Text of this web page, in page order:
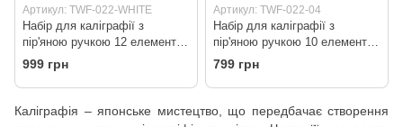
Артикул: TWF-022-WHITE
Набір для каліграфії з
пір'яною ручкою 12 елементів
Білий
999 грн
Артикул: TWF-022-04
Набір для каліграфії з
пір'яною ручкою 10 елементів
Чорний
799 грн
Каліграфія – японське мистецтво, що передбачає створення